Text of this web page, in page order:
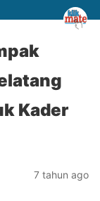
Kader
7 tahun ago